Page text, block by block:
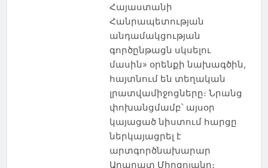
Հայաստանի
Հանրապետության
անդամակցության
գործընթացն սկսելու
մասին» օրենքի նախագծին,
հայտնում են տեղական
լրատվամիջոցները։ Նրանց
փոխանցմամբ՝ այսօր
կայացած նիստում հարցը
ներկայացրել է
արտգործնախարար
Արարատ Միրզոյանը։